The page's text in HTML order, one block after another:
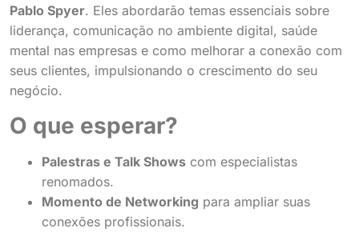
Pablo Spyer. Eles abordarão temas essenciais sobre
liderança, comunicação no ambiente digital, saúde
mental nas empresas e como melhorar a conexão com
seus clientes, impulsionando o crescimento do seu
negócio.
O que esperar?
Palestras e Talk Shows com especialistas
renomados.
Momento de Networking para ampliar suas
conexões profissionais.